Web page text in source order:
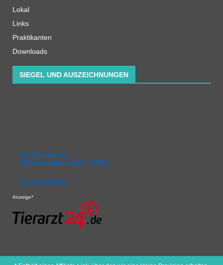
Lokal
Links
Praktikanten
Downloads
SIEGEL UND AUSZEICHNUNGEN
die tierärztinnen –
Gemeinschaftspraxis Dr. Will-H…
Tierärzte Wetzlar
Anzeige*